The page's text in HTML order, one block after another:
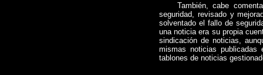
También, cabe
seguridad, revisado y
solventado el fallo de
una noticia era su propia
sindicación de noticias,
mismas noticias
tablones de noticias